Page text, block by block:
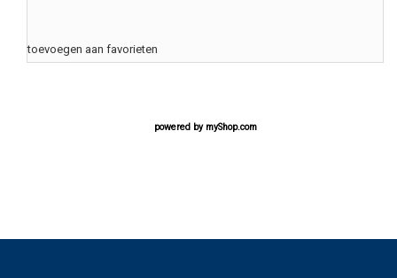
toevoegen aan favorieten
powered by myShop.com